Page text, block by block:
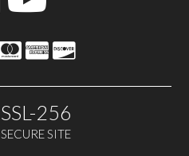
SSL-256
SECURE SITE